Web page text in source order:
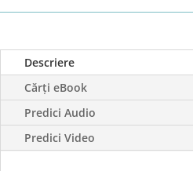
Descriere
Cărți eBook
Predici Audio
Predici Video